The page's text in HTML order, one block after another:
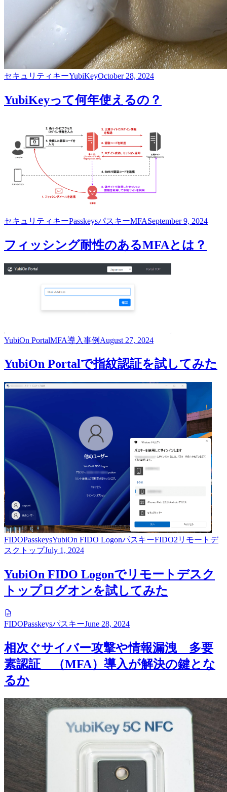
セキュリティキーYubiKeyOctober 28, 2024
YubiKeyって何年使えるの？
セキュリティキーPasskeysパスキーMFASeptember 9, 2024
フィッシング耐性のあるMFAとは？
YubiOn PortalMFA導入事例 August 27, 2024
YubiOn Portalで指紋認証を試してみた
FIDOPasskeysYubiOn FIDO LogonパスキーFIDO2 リモートデ
スクトップJuly 1, 2024
YubiOn FIDO Logonでリモートデスク
トップログオンを試してみた
FIDOPasskeysパスキーJune 28, 2024
相次ぐサイバー攻撃や情報漏洩 多要
素認証 （MFA）導入が解決の鍵とな
るか